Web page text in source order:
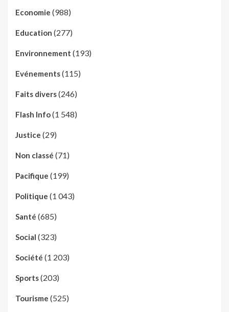
Economie (988)
Education (277)
Environnement (193)
Evénements(115)
Faits divers(246)
Flash Info(1 548)
Justice (29)
Non classé (71)
Pacifique (199)
Politique (1 043)
Santé (685)
Social (323)
Société (1 203)
Sports(203)
Tourisme (525)